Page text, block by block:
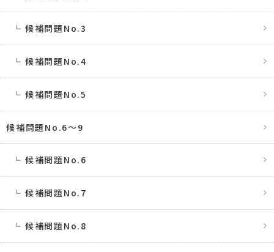
候補問題No.3
候補問題No.4
候補問題No.5
候補問題No.6〜9
候補問題No.6
候補問題No.7
候補問題No.8